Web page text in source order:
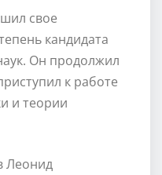
свое
кандидата
Он продолжил
к работе
и теории
Леонид